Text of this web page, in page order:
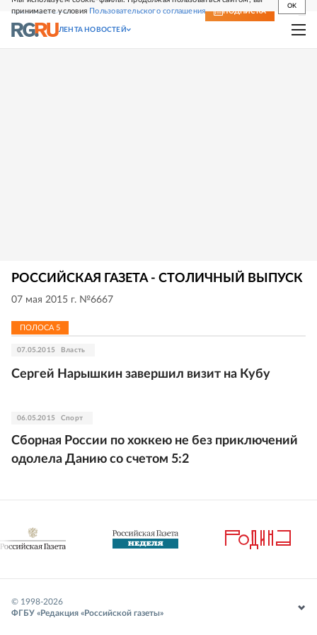
принимаете условия Пользовательского соглашения
OK
СВЕЖИЙ НОМЕР ПОДПИСКА
ЛЕНТА НОВОСТЕЙ
РОССИЙСКАЯ ГАЗЕТА - СТОЛИЧНЫЙ ВЫПУСК
07 мая 2015 г. №6667
ПОЛОСА 5
07.05.2015 Власть
Сергей Нарышкин завершил визит на Кубу
06.05.2015 Спорт
Сборная России по хоккею не без приключений
одолела Данию со счетом 5:2
© 1998-2026
ФГБУ «Редакция «Российской газеты»